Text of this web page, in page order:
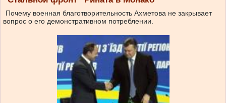
Почему военная благотворительность Ахметова не закрывает
вопрос о его демонстративном потреблении.